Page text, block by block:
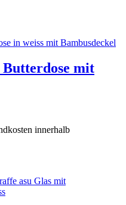
mit
innerhalb